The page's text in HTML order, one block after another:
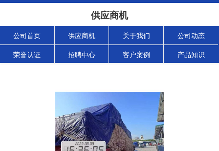
供应商机
公司首页 供应商机 关于我们 公司动态
荣誉认证 招聘中心 客户案例 产品知识